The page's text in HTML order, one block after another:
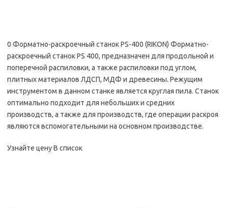
0 Форматно-раскроечный станок PS-400 (RIKON) Форматно-
раскроечный станок PS 400, предназначен для продольной и
поперечной распиловки, а также распиловки под углом,
плитных материалов ЛДСП, МДФ и древесины. Режущим
инструментом в данном станке является круглая пила. Станок
оптимально подходит для небольших и средних
производств, а также для производств, где операции раскроя
являются вспомогательными на основном производстве.
Узнайте цену В список